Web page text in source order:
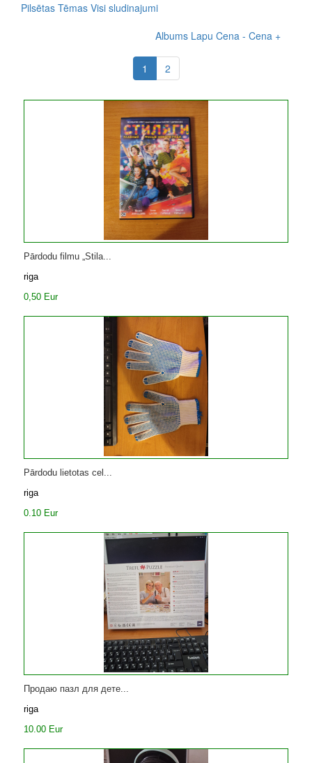
Pilsētas Tēmas Visi sludinajumi
Albums Lapu Cena - Cena +
1 2
Pārdodu filmu „Stila...
riga
0,50 Eur
Pārdodu lietotas cel...
riga
0.10 Eur
Продаю пазл для дете...
riga
10.00 Eur